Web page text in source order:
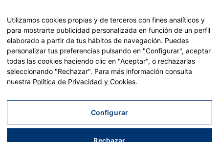
Plan de Recuperación, Transformación y Resiliencia – Financiado por
Recuperación y resiliencia, establecido por el Reglamento (UE)
2021/241 del Parlamento Europeo y del Consejo, de 12 de febrero
Utilizamos cookies propias y de terceros con fines analíticos y
para mostrarte publicidad personalizada en función de un perfil
elaborado a partir de tus hábitos de navegación. Puedes
personalizar tus preferencias pulsando en "Configurar", aceptar
todas las cookies haciendo clic en "Aceptar", o rechazarlas
seleccionando "Rechazar". Para más información consulta
nuestra Política de Privacidad y Cookies.
Configurar
Rechazar